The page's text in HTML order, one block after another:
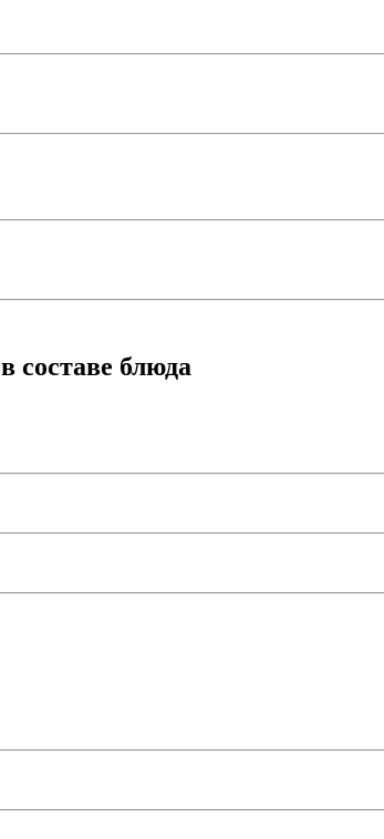
составе блюда